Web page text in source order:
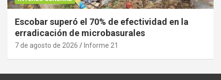
Escobar superó el 70% de efectividad en la
erradicación de microbasurales
7 de agosto de 2026 Informe 21